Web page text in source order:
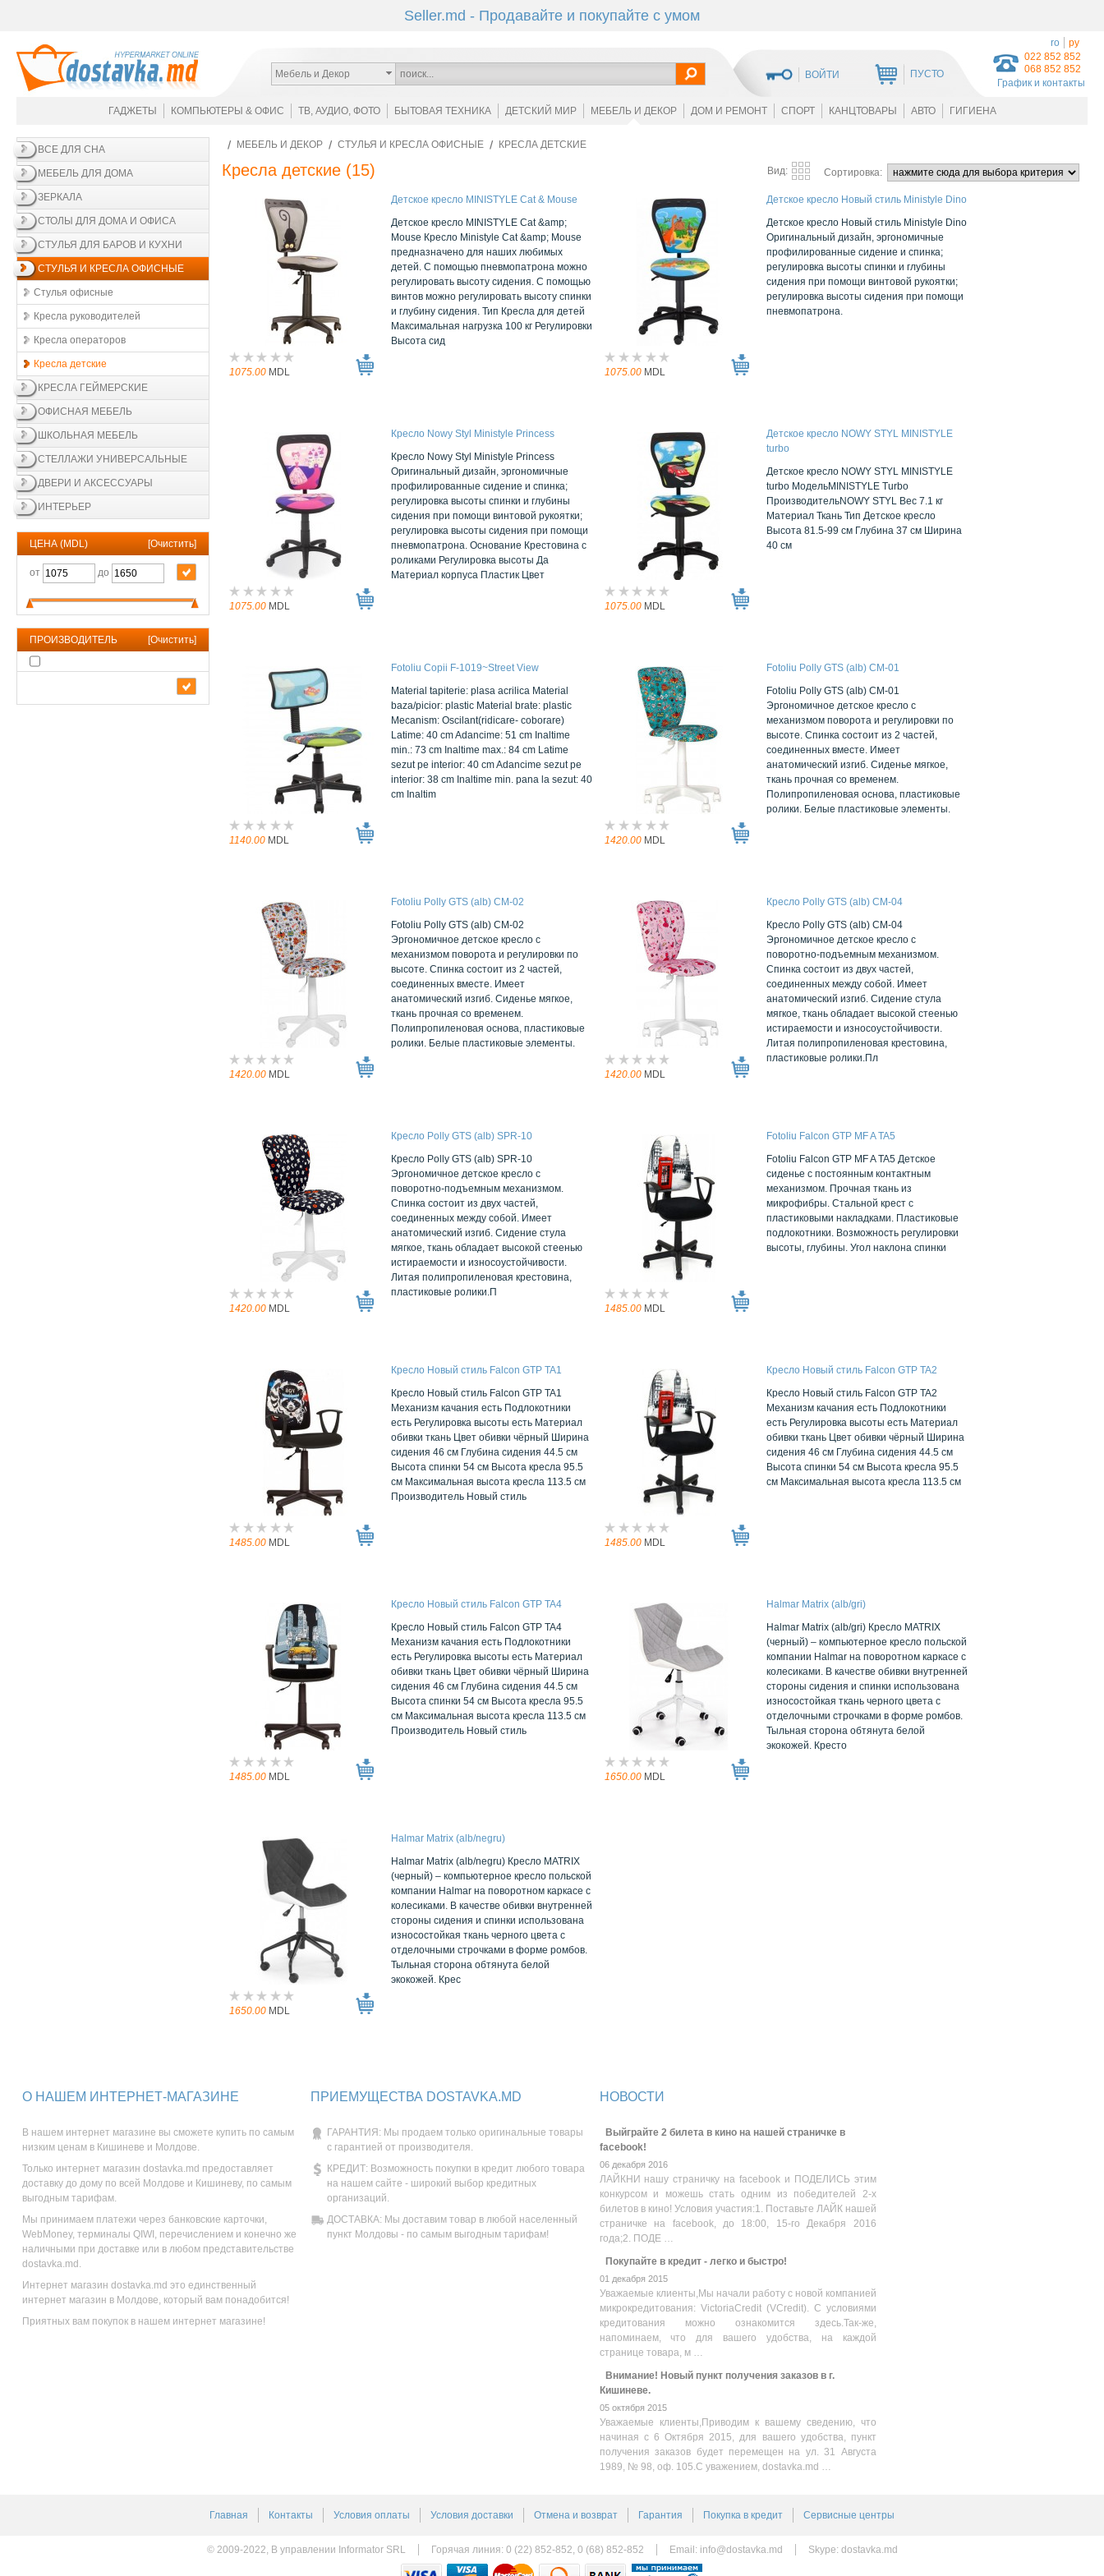
Seller.md - Продавайте и покупайте с умом
022 852 852
068 852 852
График и контакты
Мебель и Декор ВОЙТИ ПУСТО
ro ру
ГАДЖЕТЫ КОМПЬЮТЕРЫ & ОФИС ТВ, АУДИО, ФОТО БЫТОВАЯ ТЕХНИКА ДЕТСКИЙ МИР МЕБЕЛЬ И ДЕКОР ДОМ И РЕМОНТ СПОРТ КАНЦТОВАРЫ АВТО ГИГИЕНА
ВСЕ ДЛЯ СНА
МЕБЕЛЬ ДЛЯ ДОМА
ЗЕРКАЛА
СТОЛЫ ДЛЯ ДОМА И ОФИСА
СТУЛЬЯ ДЛЯ БАРОВ И КУХНИ
СТУЛЬЯ И КРЕСЛА ОФИСНЫЕ
Стулья офисные
Кресла руководителей
Кресла операторов
Кресла детские
КРЕСЛА ГЕЙМЕРСКИЕ
ОФИСНАЯ МЕБЕЛЬ
ШКОЛЬНАЯ МЕБЕЛЬ
СТЕЛЛАЖИ УНИВЕРСАЛЬНЫЕ
ДВЕРИ И АКСЕССУАРЫ
ИНТЕРЬЕР
ЦЕНА (MDL) [Очистить]
от до
ПРОИЗВОДИТЕЛЬ [Очистить]
МЕБЕЛЬ И ДЕКОР СТУЛЬЯ И КРЕСЛА ОФИСНЫЕ КРЕСЛА ДЕТСКИЕ
Кресла детские (15) Вид: Сортировка:
1075.00 MDL
Детское кресло MINISTYLE Cat & Mouse
Детское кресло MINISTYLE Cat &amp;
Mouse Кресло Ministyle Cat &amp; Mouse
предназначено для наших любимых
детей. С помощью пневмопатрона можно
регулировать высоту сидения. С помощью
винтов можно регулировать высоту спинки
и глубину сидения. Тип Кресла для детей
Максимальная нагрузка 100 кг Регулировки
Высота сид
1075.00 MDL
Детское кресло Новый стиль Ministyle Dino
Детское кресло Новый стиль Ministyle Dino
Оригинальный дизайн, эргономичные
профилированные сидение и спинка;
регулировка высоты спинки и глубины
сидения при помощи винтовой рукоятки;
регулировка высоты сидения при помощи
пневмопатрона.
1075.00 MDL
Кресло Nowy Styl Ministyle Princess
Кресло Nowy Styl Ministyle Princess
Оригинальный дизайн, эргономичные
профилированные сидение и спинка;
регулировка высоты спинки и глубины
сидения при помощи винтовой рукоятки;
регулировка высоты сидения при помощи
пневмопатрона. Основание Крестовина с
роликами Регулировка высоты Да
Материал корпуса Пластик Цвет
1075.00 MDL
Детское кресло NOWY STYL MINISTYLE
turbo
Детское кресло NOWY STYL MINISTYLE
turbo МодельMINISTYLE Turbo
ПроизводительNOWY STYL Вес 7.1 кг
Материал Ткань Тип Детское кресло
Высота 81.5-99 см Глубина 37 см Ширина
40 см
1140.00 MDL
Fotoliu Copii F-1019~Street View
Material tapiterie: plasa acrilica Material
baza/picior: plastic Material brate: plastic
Mecanism: Oscilant(ridicare- coborare)
Latime: 40 cm Adancime: 51 cm Inaltime
min.: 73 cm Inaltime max.: 84 cm Latime
sezut pe interior: 40 cm Adancime sezut pe
interior: 38 cm Inaltime min. pana la sezut: 40
cm Inaltim
1420.00 MDL
Fotoliu Polly GTS (alb) CM-01
Fotoliu Polly GTS (alb) CM-01
Эргономичное детское кресло с
механизмом поворота и регулировки по
высоте. Спинка состоит из 2 частей,
соединенных вместе. Имеет
анатомический изгиб. Сиденье мягкое,
ткань прочная со временем.
Полипропиленовая основа, пластиковые
ролики. Белые пластиковые элементы.
1420.00 MDL
Fotoliu Polly GTS (alb) CM-02
Fotoliu Polly GTS (alb) CM-02
Эргономичное детское кресло с
механизмом поворота и регулировки по
высоте. Спинка состоит из 2 частей,
соединенных вместе. Имеет
анатомический изгиб. Сиденье мягкое,
ткань прочная со временем.
Полипропиленовая основа, пластиковые
ролики. Белые пластиковые элементы.
1420.00 MDL
Кресло Polly GTS (alb) CM-04
Кресло Polly GTS (alb) CM-04
Эргономичное детское кресло с
поворотно-подъемным механизмом.
Спинка состоит из двух частей,
соединенных между собой. Имеет
анатомический изгиб. Сидение стула
мягкое, ткань обладает высокой стеенью
истираемости и износоустойчивости.
Литая полипропиленовая крестовина,
пластиковые ролики.Пл
1420.00 MDL
Кресло Polly GTS (alb) SPR-10
Кресло Polly GTS (alb) SPR-10
Эргономичное детское кресло с
поворотно-подъемным механизмом.
Спинка состоит из двух частей,
соединенных между собой. Имеет
анатомический изгиб. Сидение стула
мягкое, ткань обладает высокой стеенью
истираемости и износоустойчивости.
Литая полипропиленовая крестовина,
пластиковые ролики.П
1485.00 MDL
Fotoliu Falcon GTP MF A TA5
Fotoliu Falcon GTP MF A TA5 Детское
сиденье с постоянным контактным
механизмом. Прочная ткань из
микрофибры. Стальной крест с
пластиковыми накладками. Пластиковые
подлокотники. Возможность регулировки
высоты, глубины. Угол наклона спинки
1485.00 MDL
Кресло Новый стиль Falcon GTP TA1
Кресло Новый стиль Falcon GTP TA1
Механизм качания есть Подлокотники
есть Регулировка высоты есть Материал
обивки ткань Цвет обивки чёрный Ширина
сидения 46 см Глубина сидения 44.5 см
Высота спинки 54 см Высота кресла 95.5
см Максимальная высота кресла 113.5 см
Производитель Новый стиль
1485.00 MDL
Кресло Новый стиль Falcon GTP TA2
Кресло Новый стиль Falcon GTP TA2
Механизм качания есть Подлокотники
есть Регулировка высоты есть Материал
обивки ткань Цвет обивки чёрный Ширина
сидения 46 см Глубина сидения 44.5 см
Высота спинки 54 см Высота кресла 95.5
см Максимальная высота кресла 113.5 см
1485.00 MDL
Кресло Новый стиль Falcon GTP TA4
Кресло Новый стиль Falcon GTP TA4
Механизм качания есть Подлокотники
есть Регулировка высоты есть Материал
обивки ткань Цвет обивки чёрный Ширина
сидения 46 см Глубина сидения 44.5 см
Высота спинки 54 см Высота кресла 95.5
см Максимальная высота кресла 113.5 см
Производитель Новый стиль
1650.00 MDL
Halmar Matrix (alb/gri)
Halmar Matrix (alb/gri) Кресло MATRIX
(черный) – компьютерное кресло польской
компании Halmar на поворотном каркасе с
колесиками. В качестве обивки внутренней
стороны сидения и спинки использована
износостойкая ткань черного цвета с
отделочными строчками в форме ромбов.
Тыльная сторона обтянута белой
экокожей. Кресто
1650.00 MDL
Halmar Matrix (alb/negru)
Halmar Matrix (alb/negru) Кресло MATRIX
(черный) – компьютерное кресло польской
компании Halmar на поворотном каркасе с
колесиками. В качестве обивки внутренней
стороны сидения и спинки использована
износостойкая ткань черного цвета с
отделочными строчками в форме ромбов.
Тыльная сторона обтянута белой
экокожей. Крес
О НАШЕМ ИНТЕРНЕТ-МАГАЗИНЕ
В нашем интернет магазине вы сможете купить по самым
низким ценам в Кишиневе и Молдове.
Только интернет магазин dostavka.md предоставляет
доставку до дому по всей Молдове и Кишиневу, по самым
выгодным тарифам.
Мы принимаем платежи через банковские карточки,
WebMoney, терминалы QIWI, перечислением и конечно же
наличными при доставке или в любом представительстве
dostavka.md.
Интернет магазин dostavka.md это единственный
интернет магазин в Молдове, который вам понадобится!
Приятных вам покупок в нашем интернет магазине!
ПРИЕМУЩЕСТВА DOSTAVKA.MD
ГАРАНТИЯ: Мы продаем только оригинальные товары
с гарантией от производителя.
КРЕДИТ: Возможность покупки в кредит любого товара
на нашем сайте - широкий выбор кредитных
организаций.
ДОСТАВКА: Мы доставим товар в любой населенный
пункт Молдовы - по самым выгодным тарифам!
НОВОСТИ
Выйграйте 2 билета в кино на нашей страничке в
facebook!
06 декабря 2016
ЛАЙКНИ нашу страничку на facebook и ПОДЕЛИСЬ этим
конкурсом и можешь стать одним из победителей 2-х
билетов в кино! Условия участия:1. Поставьте ЛАЙК нашей
страничке на facebook, до 18:00, 15-го Декабря 2016
года;2. ПОДЕ …
Покупайте в кредит - легко и быстро!
01 декабря 2015
Уважаемые клиенты,Мы начали работу с новой компанией
микрокредитования: VictoriaCredit (VCredit). С условиями
кредитования можно ознакомится здесь.Так-же,
напоминаем, что для вашего удобства, на каждой
странице товара, м …
Внимание! Новый пункт получения заказов в г.
Кишиневе.
05 октября 2015
Уважаемые клиенты,Приводим к вашему сведению, что
начиная с 6 Октября 2015, для вашего удобства, пункт
получения заказов будет перемещен на ул. 31 Августа
1989, № 98, оф. 105.С уважением, dostavka.md …
Главная Контакты Условия оплаты Условия доставки Отмена и возврат Гарантия Покупка в кредит Сервисные центры
© 2009-2022, В управлении Informator SRL Горячая линия: 0 (22) 852-852, 0 (68) 852-852 Email: info@dostavka.md Skype: dostavka.md